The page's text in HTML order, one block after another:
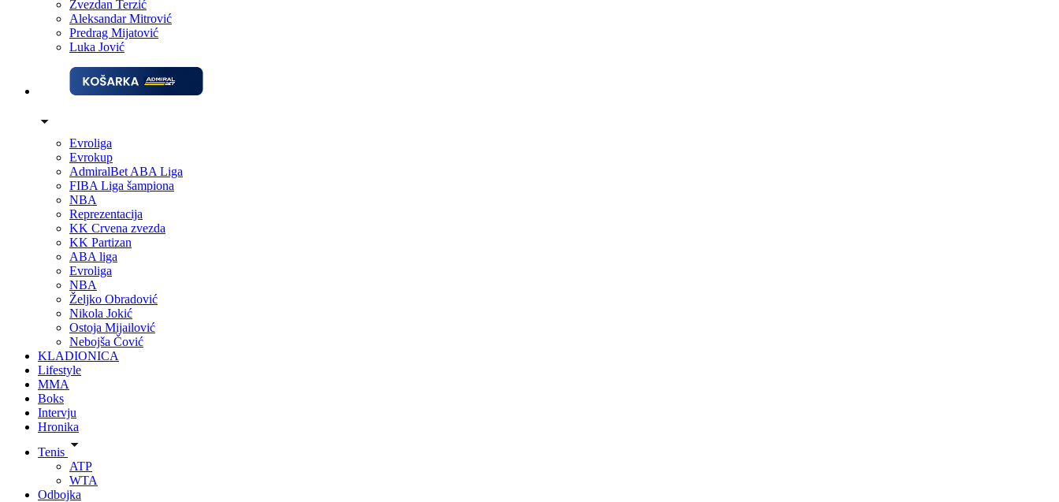
Zvezdan Terzić
Aleksandar Mitrović
Predrag Mijatović
Luka Jović
Evroliga
Evrokup
AdmiralBet ABA Liga
FIBA Liga šampiona
NBA
Reprezentacija
KK Crvena zvezda
KK Partizan
ABA liga
Evroliga
NBA
Željko Obradović
Nikola Jokić
Ostoja Mijailović
Nebojša Čović
KLADIONICA
Lifestyle
MMA
Boks
Intervju
Hronika
Tenis
ATP
WTA
Odbojka